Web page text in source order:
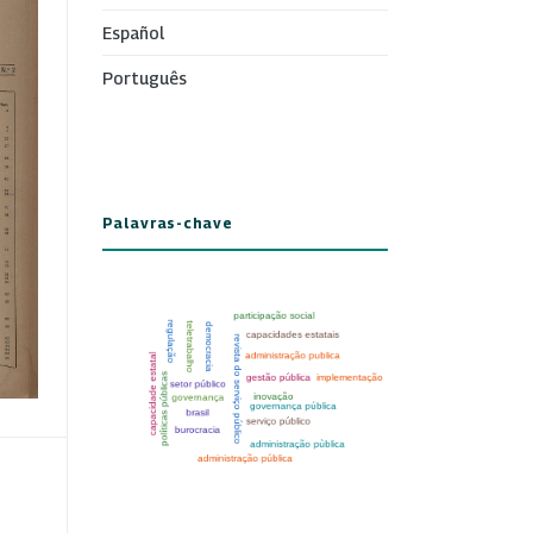
Español
Português
Palavras-chave